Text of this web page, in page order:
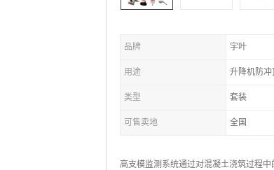
品牌 宇叶
用途 升降机防
类型 套装
可售卖地 全国
高支模监测系统通过对混凝土浇筑过程